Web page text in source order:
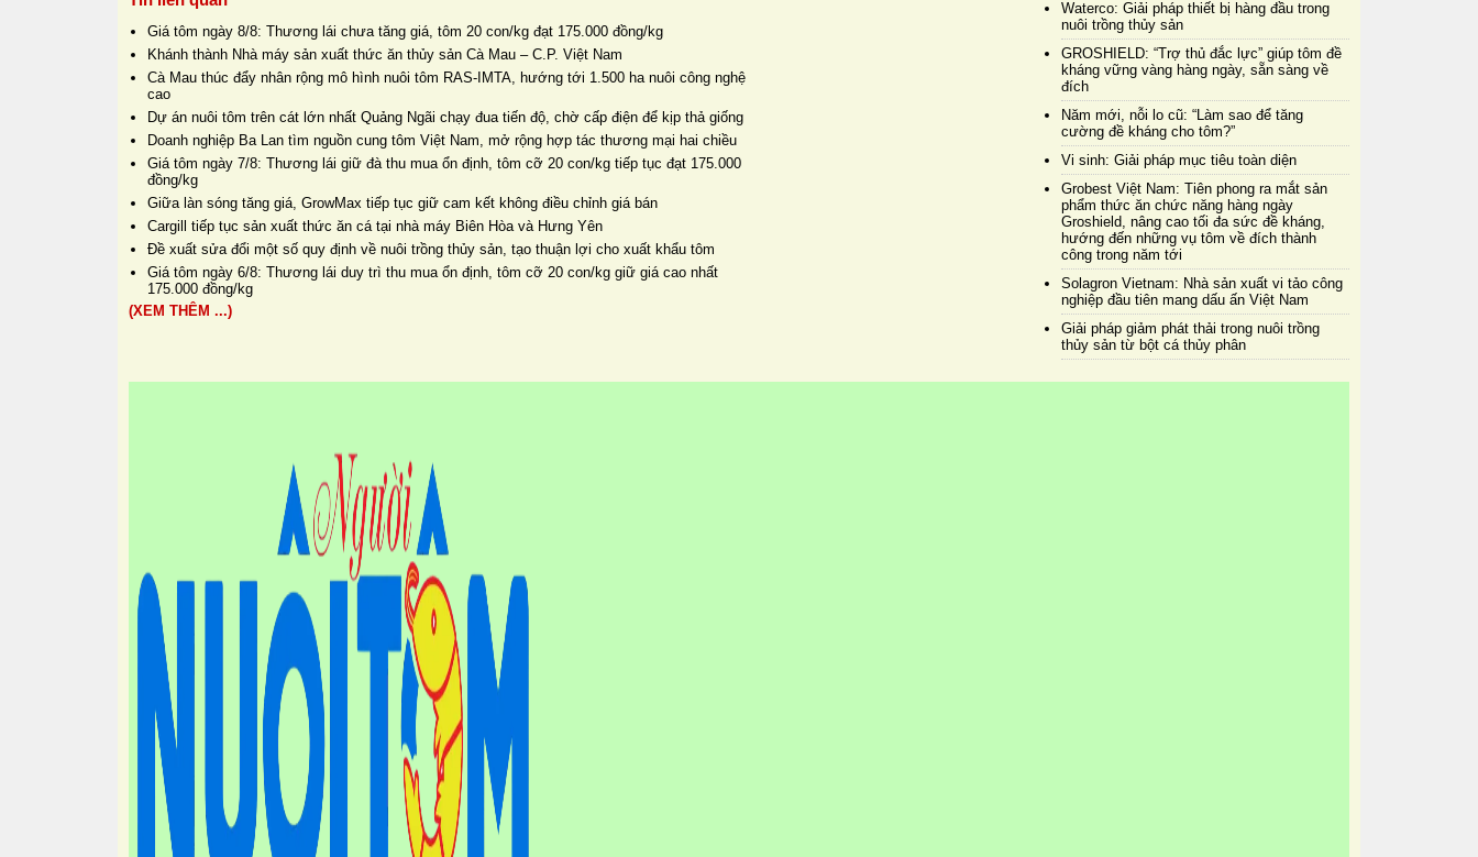
Giá tôm ngày 8/8: Thương lái chưa tăng giá, tôm 20 con/kg đạt 175.000 đồng/kg
Khánh thành Nhà máy sản xuất thức ăn thủy sản Cà Mau – C.P. Việt Nam
Cà Mau thúc đẩy nhân rộng mô hình nuôi tôm RAS-IMTA, hướng tới 1.500 ha nuôi công nghệ
cao
Dự án nuôi tôm trên cát lớn nhất Quảng Ngãi chạy đua tiến độ, chờ cấp điện để kịp thả giống
Doanh nghiệp Ba Lan tìm nguồn cung tôm Việt Nam, mở rộng hợp tác thương mại hai chiều
Giá tôm ngày 7/8: Thương lái giữ đà thu mua ổn định, tôm cỡ 20 con/kg tiếp tục đạt 175.000
đồng/kg
Giữa làn sóng tăng giá, GrowMax tiếp tục giữ cam kết không điều chỉnh giá bán
Cargill tiếp tục sản xuất thức ăn cá tại nhà máy Biên Hòa và Hưng Yên
Đề xuất sửa đổi một số quy định về nuôi trồng thủy sản, tạo thuận lợi cho xuất khẩu tôm
Giá tôm ngày 6/8: Thương lái duy trì thu mua ổn định, tôm cỡ 20 con/kg giữ giá cao nhất
175.000 đồng/kg
(XEM THÊM ...)
Waterco: Giải pháp thiết bị hàng đầu trong
nuôi trồng thủy sản
GROSHIELD: “Trợ thủ đắc lực” giúp tôm đề
kháng vững vàng hàng ngày, sẵn sàng về
đích
Năm mới, nỗi lo cũ: “Làm sao để tăng
cường đề kháng cho tôm?”
Vi sinh: Giải pháp mục tiêu toàn diện
Grobest Việt Nam: Tiên phong ra mắt sản
phẩm thức ăn chức năng hàng ngày
Groshield, nâng cao tối đa sức đề kháng,
hướng đến những vụ tôm về đích thành
công trong năm tới
Solagron Vietnam: Nhà sản xuất vi tảo công
nghiệp đầu tiên mang dấu ấn Việt Nam
Giải pháp giảm phát thải trong nuôi trồng
thủy sản từ bột cá thủy phân